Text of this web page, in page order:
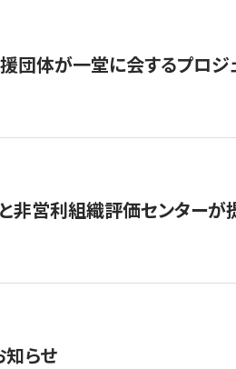
団体が一堂に会するプロジ
非営利組織評価センターが
らせ